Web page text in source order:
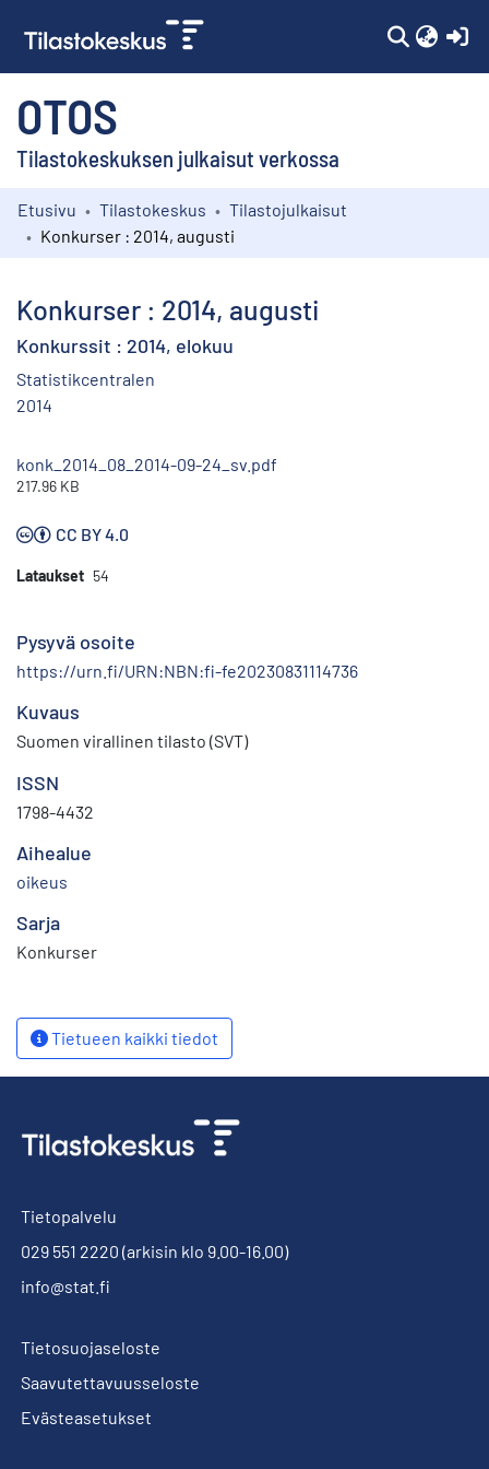
OTOS
Tilastokeskuksen julkaisut verkossa
Kokoelmat
Etusivu Tilastokeskus
Tilastojulkaisut
Konkurser : 2014, augusti
Konkurser : 2014, augusti
Konkurssit : 2014, elokuu
Statistikcentralen
2014
konk_2014_08_2014-09-24_sv.pdf
217.96 KB
CC BY 4.0
Lataukset 54
Pysyvä osoite
https://urn.fi/URN:NBN:fi-fe20230831114736
Kuvaus
Suomen virallinen tilasto (SVT)
ISSN
1798-4432
Aihealue
oikeus
Sarja
Konkurser
Tietueen kaikki tiedot
Tietopalvelu
029 551 2220 (arkisin klo 9.00-16.00)
info@stat.fi
Tietosuojaseloste
Saavutettavuusseloste
Evästeasetukset